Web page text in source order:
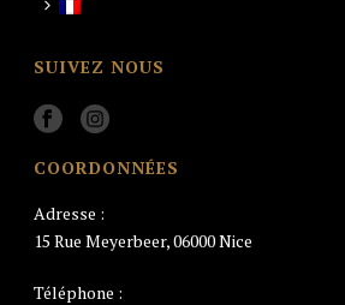
SUIVEZ NOUS
COORDONNÉES
Adresse :
15 Rue Meyerbeer, 06000 Nice
Téléphone :